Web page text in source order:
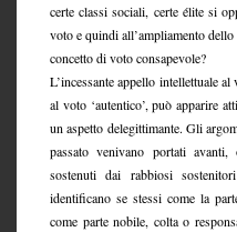
certe classi sociali, certe élite si
voto e quindi all’ampliamento
concetto di voto consapevole?
L’incessante appello intellettuale al
al voto ‘autentico’, può apparire
un aspetto delegittimante. Gli
passato venivano portati
sostenuti dai rabbiosi
identificano se stessi come la
come parte nobile, colta o